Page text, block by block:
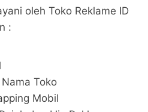
oleh Toko Reklame ID
:
Toko
Mobil